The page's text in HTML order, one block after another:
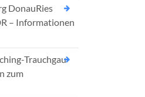
DonauRies
– Informationen
Trauchgau
zum